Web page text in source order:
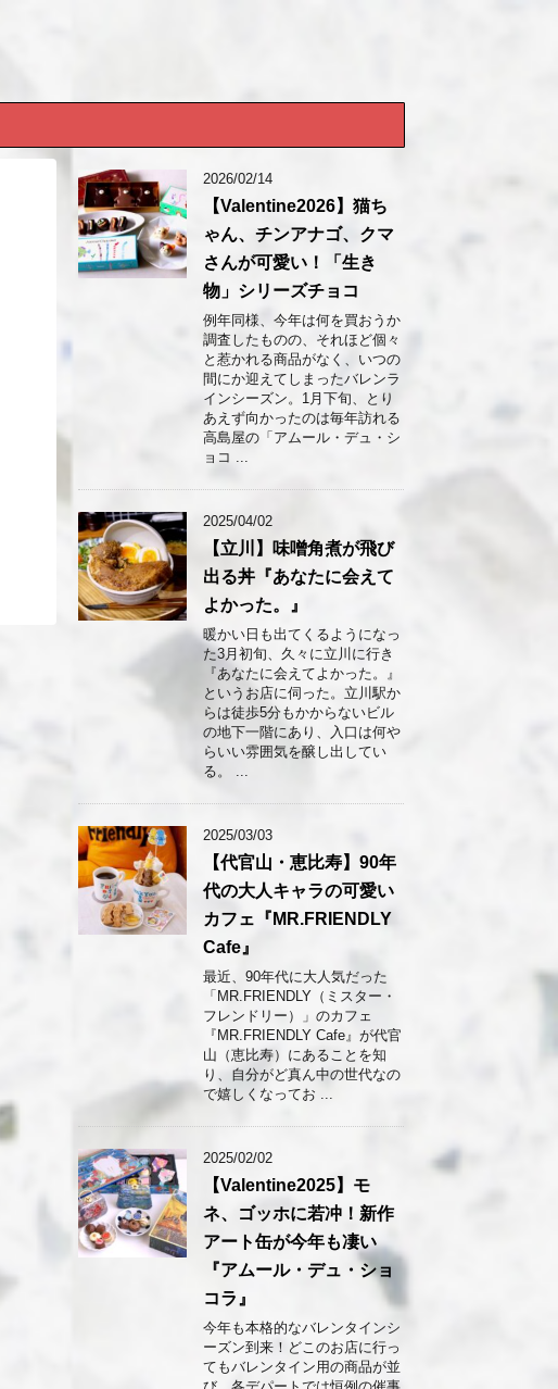
2026/02/14
【Valentine2026】猫ち
ゃん、チンアナゴ、クマ
さんが可愛い！「生き
物」シリーズチョコ
例年同様、今年は何を買おうか
調査したものの、それほど個々
と惹かれる商品がなく、いつの
間にか迎えてしまったバレンラ
インシーズン。1月下旬、とり
あえず向かったのは毎年訪れる
高島屋の「アムール・デュ・シ
ョコ ...
2025/04/02
【立川】味噌角煮が飛び
出る丼『あなたに会えて
よかった。』
暖かい日も出てくるようになっ
た3月初旬、久々に立川に行き
『あなたに会えてよかった。』
というお店に伺った。立川駅か
らは徒歩5分もかからないビル
の地下一階にあり、入口は何や
らいい雰囲気を醸し出してい
る。 ...
2025/03/03
【代官山・恵比寿】90年
代の大人キャラの可愛い
カフェ『MR.FRIENDLY
Cafe』
最近、90年代に大人気だった
「MR.FRIENDLY（ミスター・
フレンドリー）」のカフェ
『MR.FRIENDLY Cafe』が代官
山（恵比寿）にあることを知
り、自分がど真ん中の世代なの
で嬉しくなってお ...
2025/02/02
【Valentine2025】モ
ネ、ゴッホに若冲！新作
アート缶が今年も凄い
『アムール・デュ・ショ
コラ』
今年も本格的なバレンタインシ
ーズン到来！どこのお店に行っ
てもバレンタイン用の商品が並